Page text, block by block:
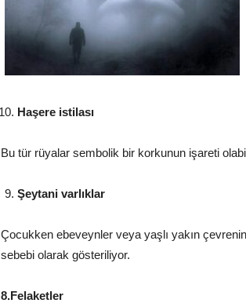
Haşere istilası
Bu tür rüyalar sembolik bir korkunun işareti
Şeytani varlıklar
Çocukken ebeveynler veya yaşlı yakın
sebebi olarak gösteriliyor.
8.Felaketler